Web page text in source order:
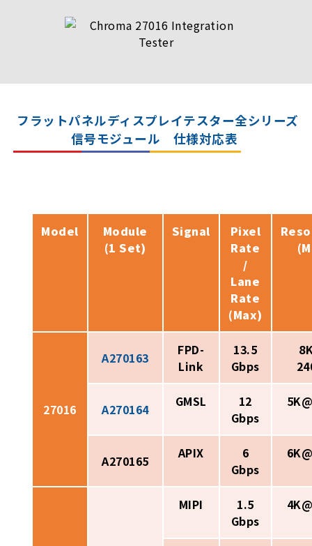
フラットパネルディスプレイテスター全シリーズ
信号モジュール 仕様対応表
Model
Module
(1 Set)
Signal
Pixel
Rate
/
Lane
Rate
(Max)
27016
A270163
FPD-
Link
13.5
Gbps
A270164 GMSL
12
Gbps
A270165 APIX
6
Gbps
MIPI
1.5
Gbps